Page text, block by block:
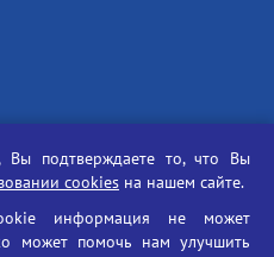
безопасности
Вы подтверждаете то, что Вы
cookies на нашем сайте.
информация не может
может помочь нам улучшить